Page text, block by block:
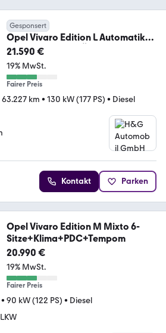
Gesponsert
Opel Vivaro Edition L Automatik
*KLIMA*DACHTRÄGER*
21.590 €
19% MwSt.
Fairer Preis
63.227 km • 130 kW (177 PS) • Diesel
Kontakt Parken
Opel Vivaro Edition M Mixto 6-
Sitze+Klima+PDC+Tempom
20.990 €
19% MwSt.
Fairer Preis
• 90 kW (122 PS) • Diesel